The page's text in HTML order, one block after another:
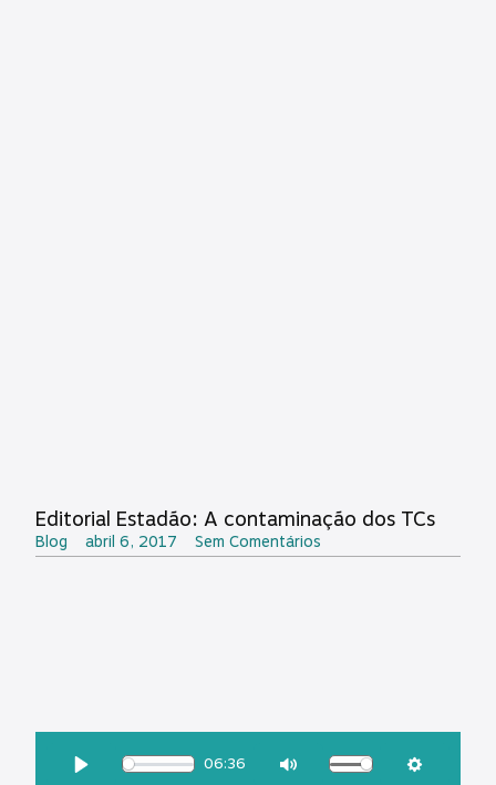
Editorial Estadão: A contaminação dos TCs
Blog abril 6, 2017 Sem Comentários
06:36